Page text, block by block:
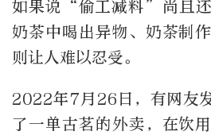
如果说“偷工减料”尚且还
奶茶中喝出异物、奶茶制
则让人难以忍受。
2022年7月26日，有网友
了一单古茗的外卖，在饮